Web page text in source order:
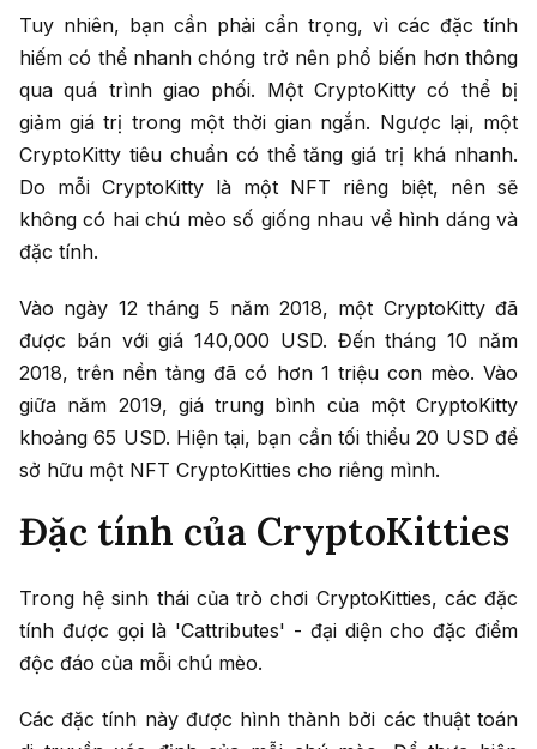
Tuy nhiên, bạn cần phải cẩn trọng, vì các đặc tính
hiếm có thể nhanh chóng trở nên phổ biến hơn thông
qua quá trình giao phối. Một CryptoKitty có thể bị
giảm giá trị trong một thời gian ngắn. Ngược lại, một
CryptoKitty tiêu chuẩn có thể tăng giá trị khá nhanh.
Do mỗi CryptoKitty là một NFT riêng biệt, nên sẽ
không có hai chú mèo số giống nhau về hình dáng và
đặc tính.
Vào ngày 12 tháng 5 năm 2018, một CryptoKitty đã
được bán với giá 140,000 USD. Đến tháng 10 năm
2018, trên nền tảng đã có hơn 1 triệu con mèo. Vào
giữa năm 2019, giá trung bình của một CryptoKitty
khoảng 65 USD. Hiện tại, bạn cần tối thiểu 20 USD để
sở hữu một NFT CryptoKitties cho riêng mình.
Đặc tính của CryptoKitties
Trong hệ sinh thái của trò chơi CryptoKitties, các đặc
tính được gọi là 'Cattributes' - đại diện cho đặc điểm
độc đáo của mỗi chú mèo.
Các đặc tính này được hình thành bởi các thuật toán